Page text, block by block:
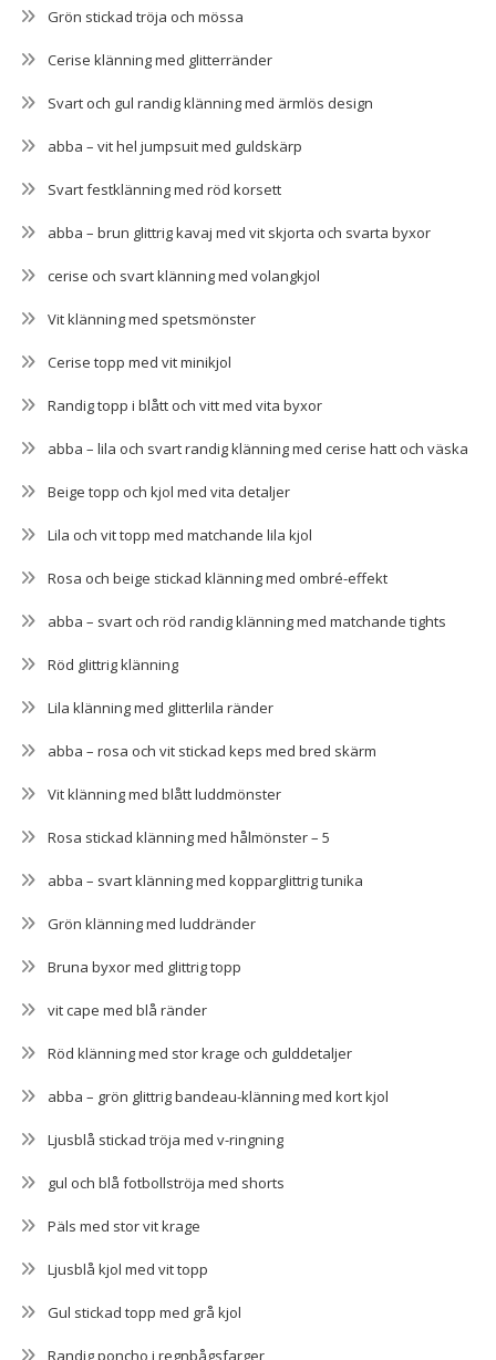
Grön stickad tröja och mössa
Cerise klänning med glitterränder
Svart och gul randig klänning med ärmlös design
abba – vit hel jumpsuit med guldskärp
Svart festklänning med röd korsett
abba – brun glittrig kavaj med vit skjorta och svarta byxor
cerise och svart klänning med volangkjol
Vit klänning med spetsmönster
Cerise topp med vit minikjol
Randig topp i blått och vitt med vita byxor
abba – lila och svart randig klänning med cerise hatt och väska
Beige topp och kjol med vita detaljer
Lila och vit topp med matchande lila kjol
Rosa och beige stickad klänning med ombré-effekt
abba – svart och röd randig klänning med matchande tights
Röd glittrig klänning
Lila klänning med glitterlila ränder
abba – rosa och vit stickad keps med bred skärm
Vit klänning med blått luddmönster
Rosa stickad klänning med hålmönster – 5
abba – svart klänning med kopparglittrig tunika
Grön klänning med luddränder
Bruna byxor med glittrig topp
vit cape med blå ränder
Röd klänning med stor krage och gulddetaljer
abba – grön glittrig bandeau-klänning med kort kjol
Ljusblå stickad tröja med v-ringning
gul och blå fotbollströja med shorts
Päls med stor vit krage
Ljusblå kjol med vit topp
Gul stickad topp med grå kjol
Randig poncho i regnbågsfarger